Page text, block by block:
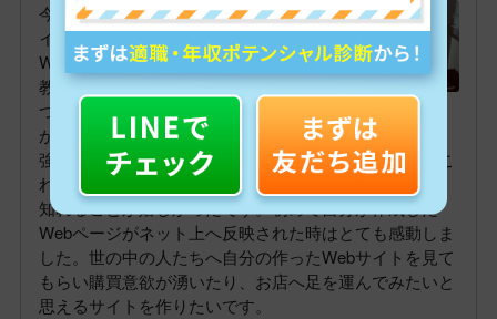
今現在は、就職へ向けてオリジナルWebサ
イト制作に専念しています。エンジニア、
Webデザイナーになるためには膨大な量の
教科書、授業を受けることがあり時間が経
つのがあっという間です。Web業界の知識
が全くなかった私には、HTML、CSS、JavaScriptの勉
強が新鮮だったのはもちろん、サーバーの成り立ちやこ
れからどんどん流行って生活の基盤となるIoTの世界を
知れることが嬉しかったです。初めて自分が作成した
Webページがネット上へ反映された時はとても感動しま
した。世の中の人たちへ自分の作ったWebサイトを見て
もらい購買意欲が湧いたり、お店へ足を運んでみたいと
思えるサイトを作りたいです。